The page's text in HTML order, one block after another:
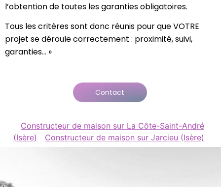
l’obtention de toutes les garanties obligatoires.
Tous les critères sont donc réunis pour que VOTRE
projet se déroule correctement : proximité, suivi,
garanties… »
Contact
Constructeur de maison sur La Côte-Saint-André
(Isère)
Constructeur de maison sur Jarcieu (Isère)